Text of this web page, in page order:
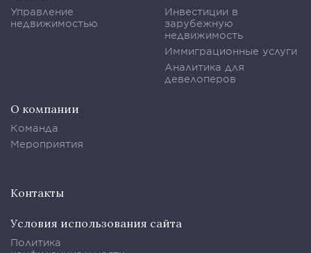
Управление
недвижимостью
Инвестиции в
зарубежную
недвижимость
Иммиграционные услуги
Аналитика для
девелоперов
О компании
Команда
Мероприятия
Контакты
Условия использования сайта
Политика